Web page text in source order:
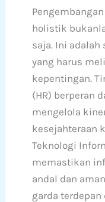
holistik
saja. Ini adalah
yang harus
kepentingan.
(HR) berperan
mengelola
kesejahteraan
Teknologi
memastikan
andal dan
garda